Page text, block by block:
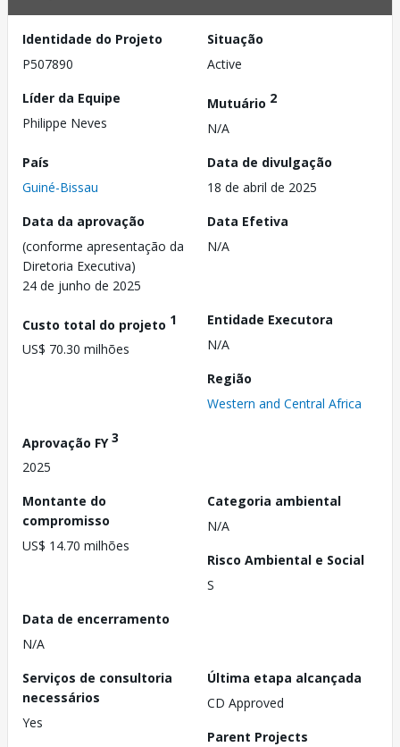
Identidade do Projeto
P507890
Situação
Active
Líder da Equipe
Philippe Neves
Mutuário 2
N/A
País
Guiné-Bissau
Data de divulgação
18 de abril de 2025
Data da aprovação
(conforme apresentação da
Diretoria Executiva)
24 de junho de 2025
Data Efetiva
N/A
Custo total do projeto 1
US$ 70.30 milhões
Entidade Executora
N/A
Região
Western and Central Africa
Aprovação FY3
2025
Montante do
compromisso
US$ 14.70 milhões
Categoria ambiental
N/A
Risco Ambiental e Social
S
Data de encerramento
N/A
Serviços de consultoria
necessários
Yes
Última etapa alcançada
CD Approved
Parent Projects